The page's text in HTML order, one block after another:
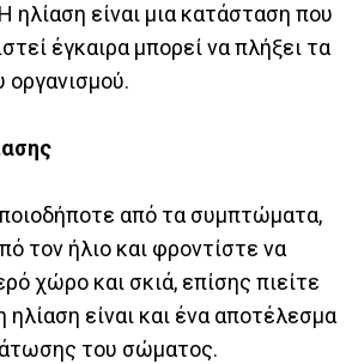
ηλίαση είναι μια κατάσταση που
έγκαιρα μπορεί να πλήξει τα
οργανισμού.
από τα συμπτώματα,
τον ήλιο και φροντίστε να
χώρο και σκιά, επίσης πιείτε
είναι και ένα αποτέλεσμα
του σώματος.